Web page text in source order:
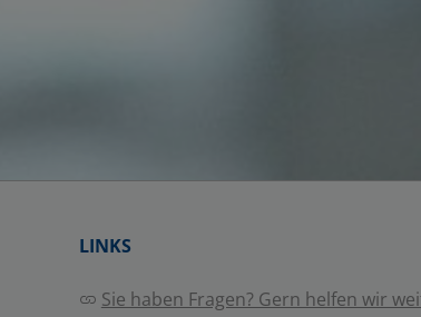
LINKS
Sie haben Fragen? Gern helfen wir